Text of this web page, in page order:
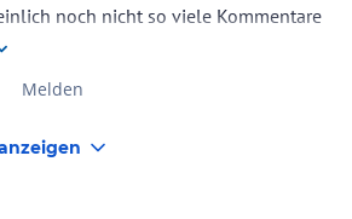
noch nicht so viele Kommentare
Melden